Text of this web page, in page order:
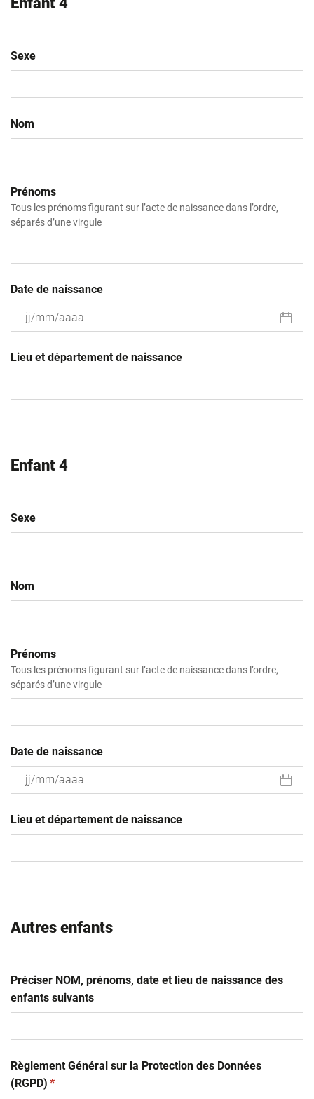
Sexe
Nom
Prénoms
Tous les prénoms figurant sur l’acte de naissance dans l’ordre,
séparés d’une virgule
Date de naissance
slash
MM
Lieu et département de naissance
Enfant 4
Sexe
Nom
Prénoms
Tous les prénoms figurant sur l’acte de naissance dans l’ordre,
séparés d’une virgule
Date de naissance
slash
MM
Lieu et département de naissance
Autres enfants
Préciser NOM, prénoms, date et lieu de naissance des
enfants suivants
Règlement Général sur la Protection des Données
(RGPD) (obligatoire)
*